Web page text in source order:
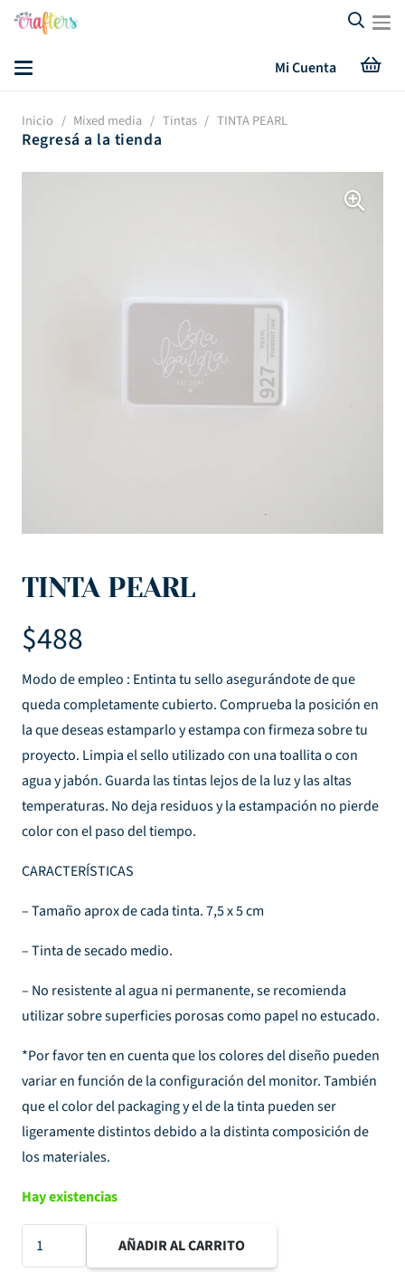
Mi Cuenta
Inicio / Mixed media / Tintas / TINTA PEARL
Regresá a la tienda
TINTA PEARL
$488
Modo de empleo : Entinta tu sello asegurándote de que
queda completamente cubierto. Comprueba la posición en
la que deseas estamparlo y estampa con firmeza sobre tu
proyecto. Limpia el sello utilizado con una toallita o con
agua y jabón. Guarda las tintas lejos de la luz y las altas
temperaturas. No deja residuos y la estampación no pierde
color con el paso del tiempo.
CARACTERÍSTICAS
– Tamaño aprox de cada tinta. 7,5 x 5 cm
– Tinta de secado medio.
– No resistente al agua ni permanente, se recomienda
utilizar sobre superficies porosas como papel no estucado.
*Por favor ten en cuenta que los colores del diseño pueden
variar en función de la configuración del monitor. También
que el color del packaging y el de la tinta pueden ser
ligeramente distintos debido a la distinta composición de
los materiales.
Hay existencias
TINTA
PEARL
AÑADIR AL CARRITO